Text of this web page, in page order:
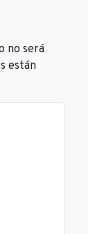
no será
están